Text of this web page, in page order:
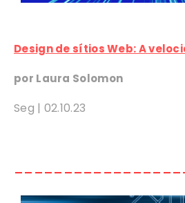
Design de sítios Web: A
por Laura Solomon
Seg | 02.10.23